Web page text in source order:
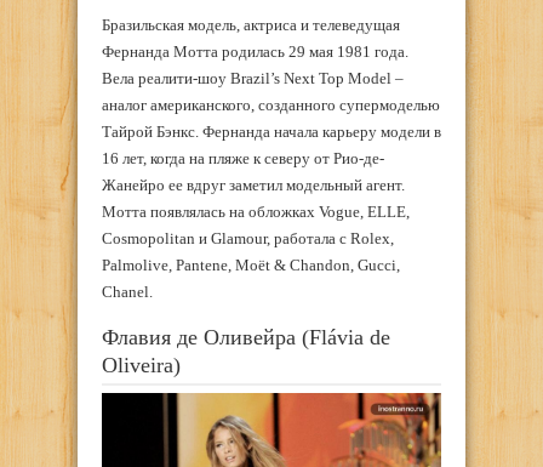
Бразильская модель, актриса и телеведущая
Фернанда Мотта родилась 29 мая 1981 года.
Вела реалити-шоу Brazil’s Next Top Model –
аналог американского, созданного супермоделью
Тайрой Бэнкс. Фернанда начала карьеру модели в
16 лет, когда на пляже к северу от Рио-де-
Жанейро ее вдруг заметил модельный агент.
Мотта появлялась на обложках Vogue, ELLE,
Cosmopolitan и Glamour, работала с Rolex,
Palmolive, Pantene, Moët & Chandon, Gucci,
Chanel.
Флавия де Оливейра (Flávia de
Oliveira)